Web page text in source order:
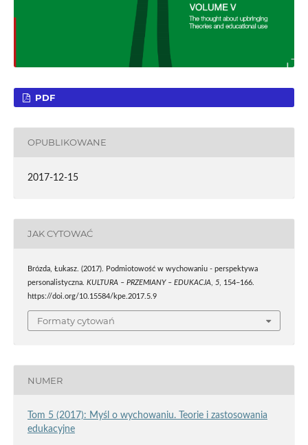
PDF
OPUBLIKOWANE
2017-12-15
JAK CYTOWAĆ
Brózda, Łukasz. (2017). Podmiotowość w wychowaniu - perspektywa
personalistyczna. KULTURA – PRZEMIANY – EDUKACJA, 5, 154–166.
https://doi.org/10.15584/kpe.2017.5.9
Formaty cytowań
NUMER
Tom 5 (2017): Myśl o wychowaniu. Teorie i zastosowania
edukacyjne